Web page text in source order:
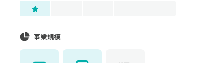
事業規模